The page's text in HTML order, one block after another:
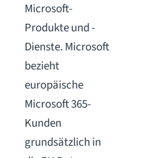
Microsoft-
Produkte und -
Dienste. Microsoft
bezieht
europäische
Microsoft 365-
Kunden
grundsätzlich in